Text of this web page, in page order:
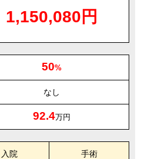
1,150,080円
50%
なし
92.4万円
入院 手術